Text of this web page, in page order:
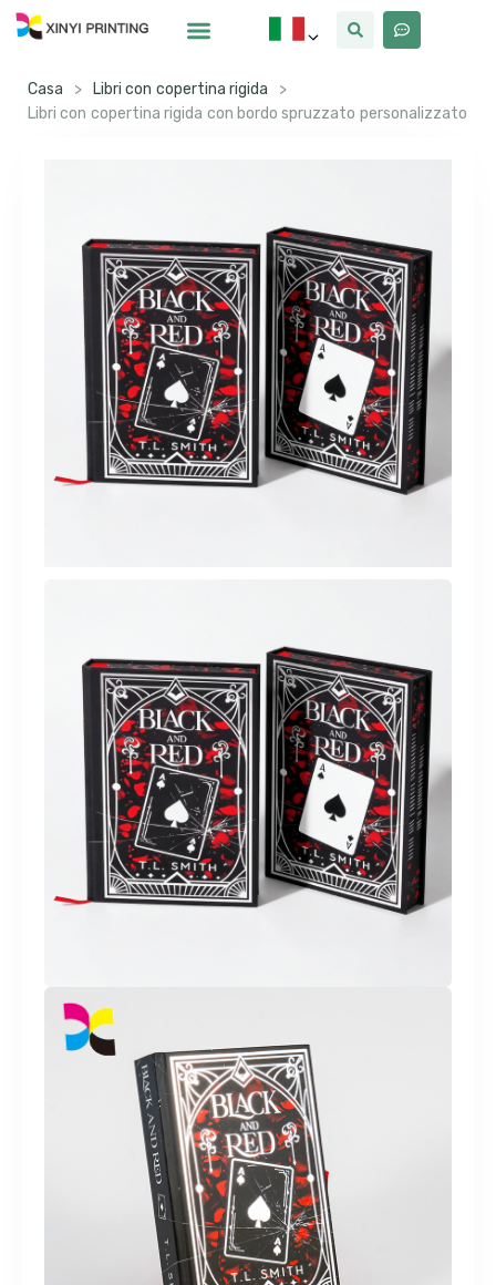
Casa > Libri con copertina rigida
>
Libri con copertina rigida con bordo spruzzato personalizzato